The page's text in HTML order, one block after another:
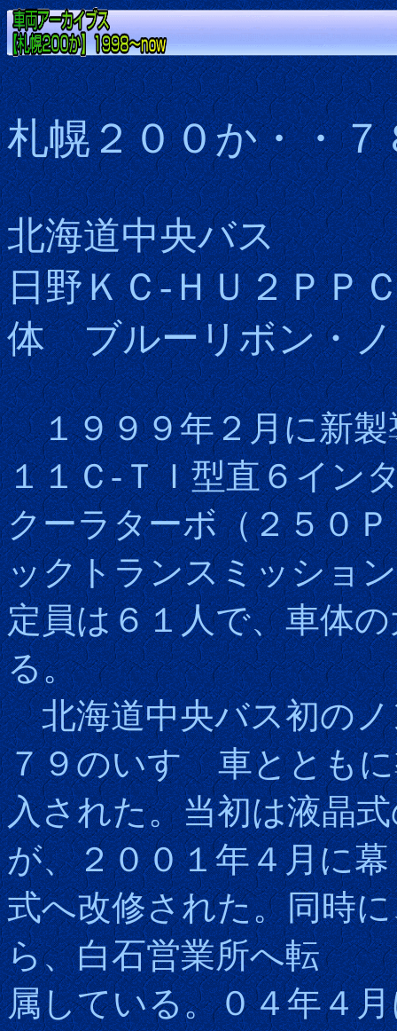
札幌２００か・・７
北海道中央バス
日野ＫＣ-ＨＵ２ＰＰ
体ブルーリボン・
１９９９年２月に新製
１１Ｃ-ＴＩ型直６イン
クーラターボ（２５０
ックトランスミッショ
定員は６１人で、車体
る。
北海道中央バス初のノ
７９のいすゞ車ととも
入された。当初は液晶
が、２００１年４月に幕
式へ改修された。同時
ら、白石営業所へ転
属している。０４年４